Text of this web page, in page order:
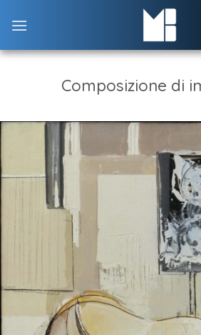
Composizione di